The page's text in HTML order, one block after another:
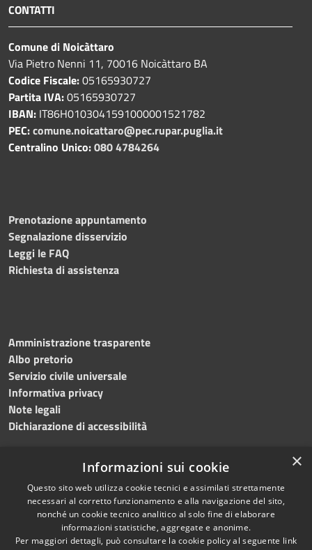
CONTATTI
Comune di Noicàttaro
Via Pietro Nenni 11, 70016 Noicàttaro BA
Codice Fiscale:05165930727
Partita IVA:05165930727
IBAN: IT86H0103041591000001521782
PEC:comune.noicattaro@pec.rupar.puglia.it
Centralino Unico:080 4784264
Prenotazione appuntamento
Segnalazione disservizio
Leggi le FAQ
Richiesta di assistenza
Amministrazione trasparente
Albo pretorio
Servizio civile universale
Informativa privacy
Note legali
Dichiarazione di accessibilità
RSS
Accessibilità
Cookie
Copyright © 2023 •
Comune di Noicàttaro
Powered byMunicipium
Redazione•Portale
×
Informazioni sui cookie
Questo sito web utilizza cookie tecnici e assimilati strettamente
necessari al corretto funzionamento e alla navigazione del sito,
nonché un cookie tecnico analitico al solo fine di elaborare
informazioni statistiche, aggregate e anonime.
Per maggiori dettagli, può consultare la cookie policy al seguente link